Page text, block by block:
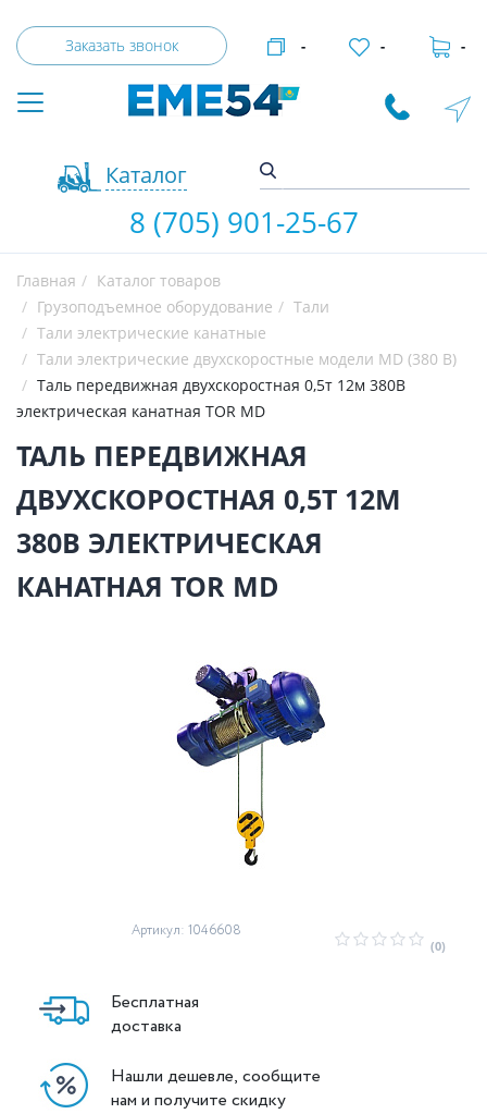
Заказать звонок
Каталог
- - -
8 (705) 901-25-67
Главная
Каталог товаров
Грузоподъемное оборудование
Тали
Тали электрические канатные
Тали электрические двухскоростные модели MD (380 В)
Таль передвижная двухскоростная 0,5т 12м 380В
электрическая канатная TOR MD
ТАЛЬ ПЕРЕДВИЖНАЯ
ДВУХСКОРОСТНАЯ 0,5Т 12М
380В ЭЛЕКТРИЧЕСКАЯ
КАНАТНАЯ TOR MD
Артикул: 1046608
(0)
Бесплатная
доставка
Нашли дешевле, сообщите
нам и получите скидку